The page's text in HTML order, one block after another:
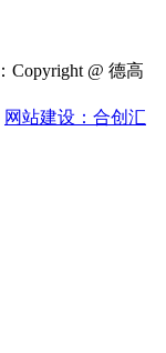
Copyright @ 德高
网站建设：合创汇